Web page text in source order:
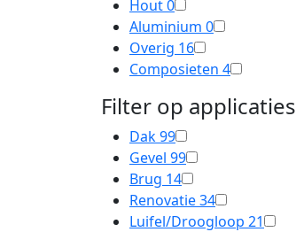
Hout0
Aluminium 0
Overig 16
Composieten 4
Filter op applicaties
Dak99
Gevel 99
Brug 14
Renovatie34
Luifel/Droogloop 21